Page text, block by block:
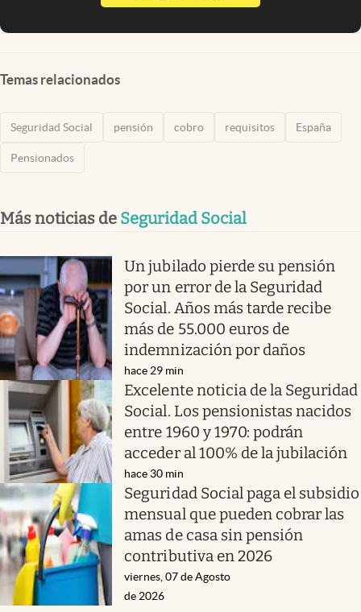
Temas relacionados
Seguridad Social pensión cobro requisitos España
Pensionados
Más noticias de Seguridad Social
Un jubilado pierde su pensión
por un error de la Seguridad
Social. Años más tarde recibe
más de 55.000 euros de
indemnización por daños
hace 29 min
Excelente noticia de la Seguridad
Social. Los pensionistas nacidos
entre 1960 y 1970: podrán
acceder al 100% de la jubilación
hace 30 min
Seguridad Social paga el subsidio
mensual que pueden cobrar las
amas de casa sin pensión
contributiva en 2026
viernes, 07 de Agosto
de 2026